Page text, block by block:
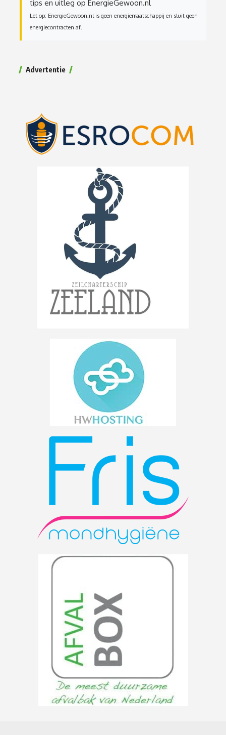
tips en uitleg op EnergieGewoon.nl
Let op: EnergieGewoon.nl is geen energiemaatschappij en sluit geen
energiecontracten af.
Advertentie